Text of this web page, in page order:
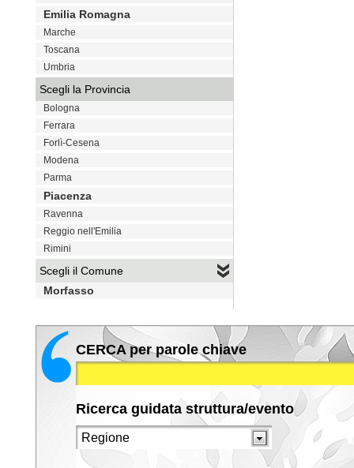
Emilia Romagna
Marche
Toscana
Umbria
Scegli la Provincia
Bologna
Ferrara
Forlì-Cesena
Modena
Parma
Piacenza
Ravenna
Reggio nell'Emilia
Rimini
Scegli il Comune
Morfasso
CERCA per parole chiave
Ricerca guidata struttura/evento